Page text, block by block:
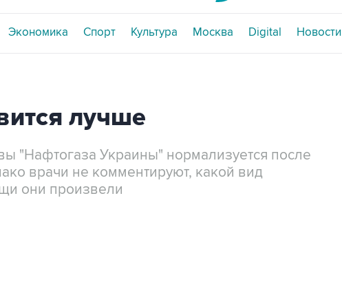
Экономика Спорт Культура Москва Digital Новости
лучше
"Нафтогаза Украины" нормализуется после
врачи не комментируют, какой вид
они произвели